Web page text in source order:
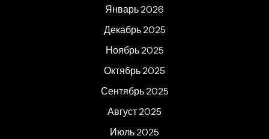
Январь 2026
Декабрь 2025
Ноябрь 2025
Октябрь 2025
Сентябрь 2025
Август 2025
Июль 2025